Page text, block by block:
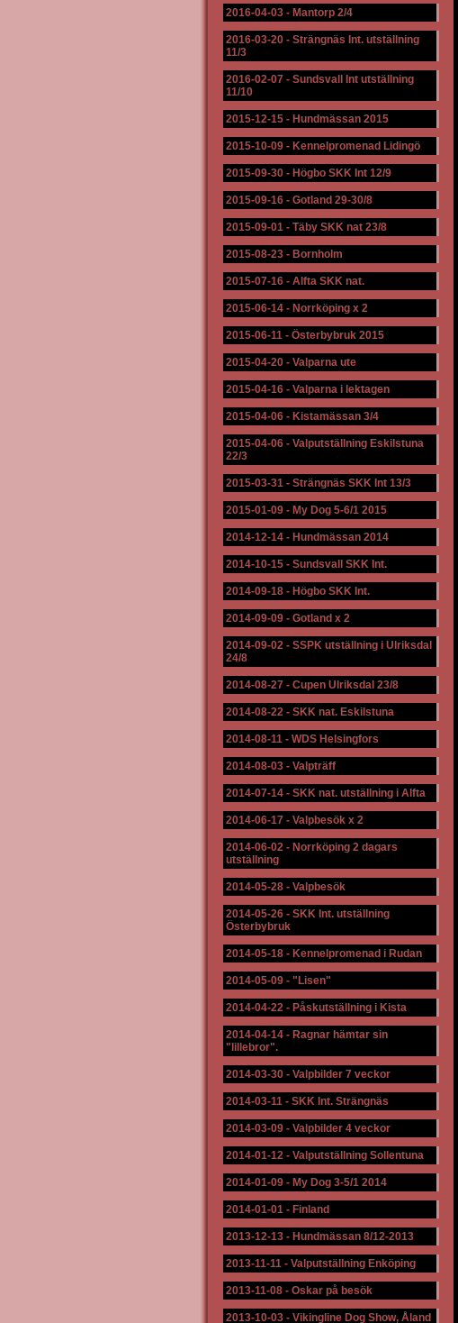
2016-04-03 - Mantorp 2/4
2016-03-20 - Strängnäs Int. utställning
11/3
2016-02-07 - Sundsvall Int utställning
11/10
2015-12-15 - Hundmässan 2015
2015-10-09 - Kennelpromenad Lidingö
2015-09-30 - Högbo SKK Int 12/9
2015-09-16 - Gotland 29-30/8
2015-09-01 - Täby SKK nat 23/8
2015-08-23 - Bornholm
2015-07-16 - Alfta SKK nat.
2015-06-14 - Norrköping x 2
2015-06-11 - Österbybruk 2015
2015-04-20 - Valparna ute
2015-04-16 - Valparna i lektagen
2015-04-06 - Kistamässan 3/4
2015-04-06 - Valputställning Eskilstuna
22/3
2015-03-31 - Strängnäs SKK Int 13/3
2015-01-09 - My Dog 5-6/1 2015
2014-12-14 - Hundmässan 2014
2014-10-15 - Sundsvall SKK Int.
2014-09-18 - Högbo SKK Int.
2014-09-09 - Gotland x 2
2014-09-02 - SSPK utställning i Ulriksdal
24/8
2014-08-27 - Cupen Ulriksdal 23/8
2014-08-22 - SKK nat. Eskilstuna
2014-08-11 - WDS Helsingfors
2014-08-03 - Valpträff
2014-07-14 - SKK nat. utställning i Alfta
2014-06-17 - Valpbesök x 2
2014-06-02 - Norrköping 2 dagars
utställning
2014-05-28 - Valpbesök
2014-05-26 - SKK Int. utställning
Österbybruk
2014-05-18 - Kennelpromenad i Rudan
2014-05-09 - "Lisen"
2014-04-22 - Påskutställning i Kista
2014-04-14 - Ragnar hämtar sin
"lillebror".
2014-03-30 - Valpbilder 7 veckor
2014-03-11 - SKK Int. Strängnäs
2014-03-09 - Valpbilder 4 veckor
2014-01-12 - Valputställning Sollentuna
2014-01-09 - My Dog 3-5/1 2014
2014-01-01 - Finland
2013-12-13 - Hundmässan 8/12-2013
2013-11-11 - Valputställning Enköping
2013-11-08 - Oskar på besök
2013-10-03 - Vikingline Dog Show, Åland